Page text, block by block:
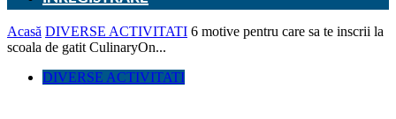
Acasă DIVERSE ACTIVITATI 6 motive pentru care sa te inscrii la
scoala de gatit CulinaryOn...
DIVERSE ACTIVITATI